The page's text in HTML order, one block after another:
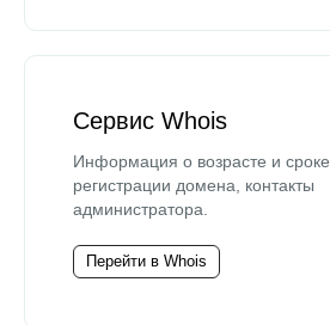
Сервис Whois
Информация о возрасте и сроке
регистрации домена, контакты
администратора.
Перейти в Whois